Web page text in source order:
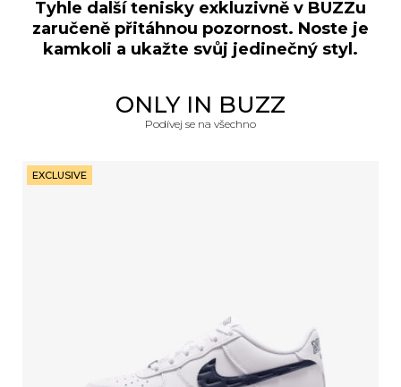
Tyhle další tenisky exkluzivně v BUZZu
zaručeně přitáhnou pozornost. Noste je
kamkoli a ukažte svůj jedinečný styl.
ONLY IN BUZZ
Podívej se na všechno
EXCLUSIVE